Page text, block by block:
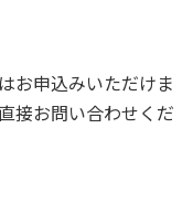
お申込みいただけま
接お問い合わせくだ